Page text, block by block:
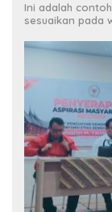
Ini adalah
sesuaikan pada